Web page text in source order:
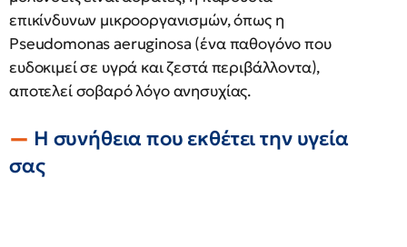
επικίνδυνων μικροοργανισμών, όπως η
Pseudomonas aeruginosa (ένα παθογόνο που
ευδοκιμεί σε υγρά και ζεστά περιβάλλοντα),
αποτελεί σοβαρό λόγο ανησυχίας.
Η συνήθεια που εκθέτει την υγεία
σας